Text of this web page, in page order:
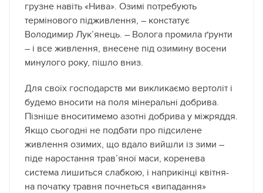
грузне навіть «Нива». Озимі потребують
термінового підживлення, – констатує
Володимир Лук’янець. – Волога промила ґрунти
– і все живлення, внесене під озимину восени
минулого року, пішло вниз.
Для своїх господарств ми викликаємо вертоліт і
будемо вносити на поля мінеральні добрива.
Пізніше вноситимемо азотні добрива у міжряддя.
Якщо сьогодні не подбати про підсилене
живлення озимих, що вдало вийшли із зими –
піде наростання трав’яної маси, коренева
система лишиться слабкою, і наприкінці квітня-
на початку травня почнеться «випадання»